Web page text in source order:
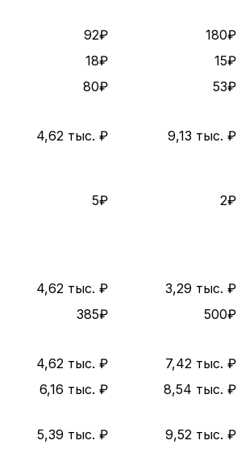
92₽
180₽
18₽
15₽
80₽
53₽
4,62 тыс. ₽ 9,13 тыс. ₽
5₽ 2₽
4,62 тыс. ₽
3,29 тыс. ₽
385₽
500₽
4,62 тыс. ₽
7,42 тыс. ₽
6,16 тыс. ₽ 8,54 тыс. ₽
5,39 тыс. ₽
9,52 тыс. ₽